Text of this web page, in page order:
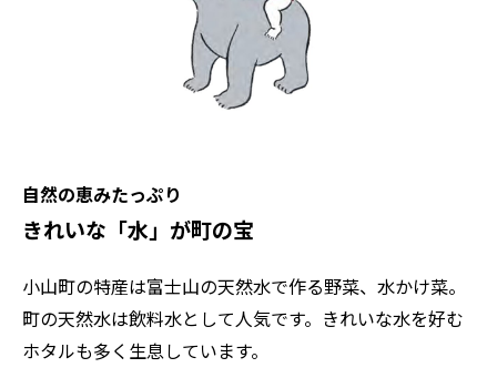
自然の恵みたっぷり
きれいな「水」が町の宝
小山町の特産は富士山の天然水で作る野菜、水かけ菜。
町の天然水は飲料水として人気です。きれいな水を好む
ホタルも多く生息しています。